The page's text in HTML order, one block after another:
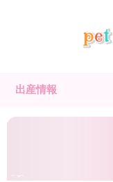
出産情報